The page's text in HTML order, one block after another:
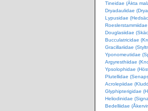
Tineidae (Äkta
Dryadaulidae
Lypusidae
Douglasiidae
Bucculatricidae
Gracillariidae
Yponomeutidae
Argyresthiidae
Ypsolophidae
Plutellidae
Acrolepiidae
Glyphipterigidae
Heliodinidae
Bedelliidae